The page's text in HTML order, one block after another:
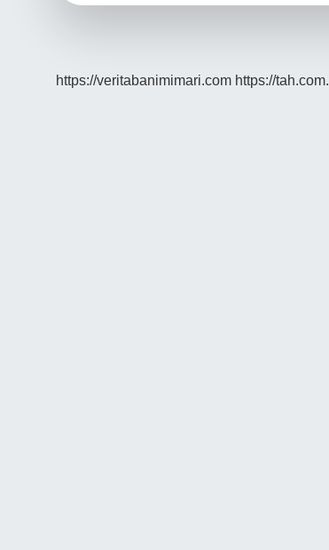
https://veritabanimimari.com https://